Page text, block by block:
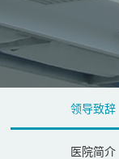
领导致辞
医院简介